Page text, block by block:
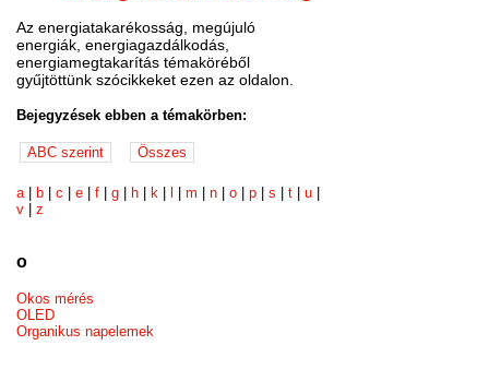
Az energiatakarékosság, megújuló
energiák, energiagazdálkodás,
energiamegtakarítás témaköréből
gyűjtöttünk szócikkeket ezen az oldalon.
Bejegyzések ebben a témakörben:
a| b |c |e |f |g h k |m |n |o |p |s |t |u
v |z
o
Okos mérés
OLED
Organikus napelemek